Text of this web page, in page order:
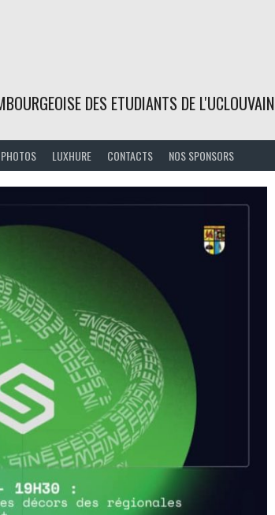
DES ETUDIANTS DE L'UCLOUVAIN
PHOTOS LUXHURE CONTACTS NOS SPONSORS